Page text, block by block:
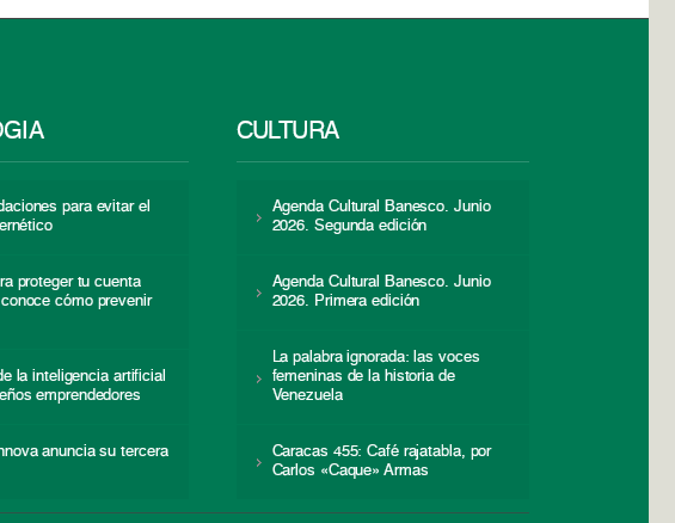
para evitar el
proteger tu cuenta
cómo prevenir
la inteligencia artificial
emprendedores
anuncia su tercera
CULTURA
Agenda Cultural Banesco. Junio
2026. Segunda edición
Agenda Cultural Banesco. Junio
2026. Primera edición
La palabra ignorada: las voces
femeninas de la historia de
Venezuela
Caracas 455: Café rajatabla, por
Carlos «Caque» Armas